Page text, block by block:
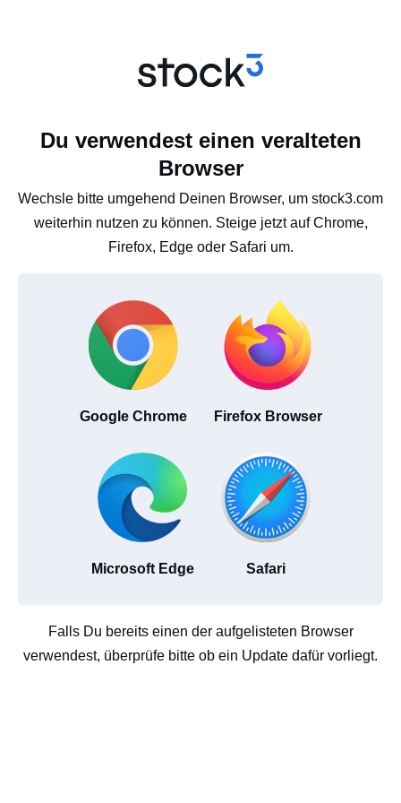
Du verwendest einen veralteten
Browser
Wechsle bitte umgehend Deinen Browser, um stock3.com
weiterhin nutzen zu können. Steige jetzt auf Chrome,
Firefox, Edge oder Safari um.
Google Chrome Firefox Browser
Microsoft Edge Safari
Falls Du bereits einen der aufgelisteten Browser
verwendest, überprüfe bitte ob ein Update dafür vorliegt.